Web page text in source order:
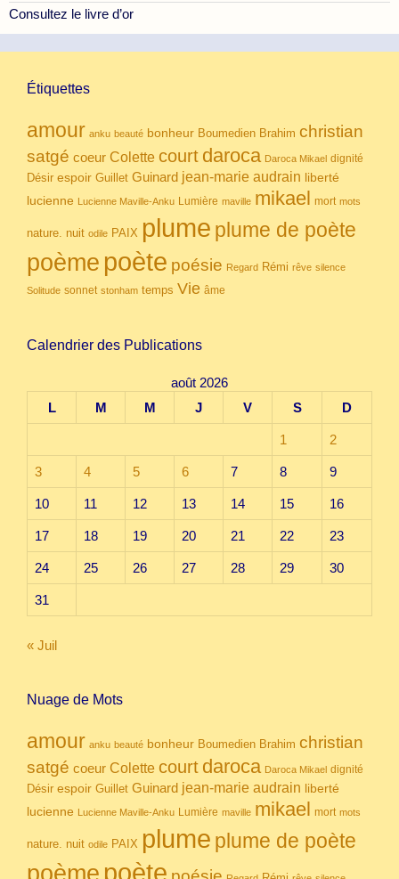
Consultez le livre d’or
Étiquettes
amour anku beauté bonheur Boumedien Brahim christian
satgé coeur Colette court daroca Daroca Mikael dignité
Désir espoir Guillet Guinard jean-marie audrain liberté
lucienne Lucienne Maville-Anku Lumière maville mikael mort mots
nature. nuit odile PAIX plume plume de poète
poème poète poésie Regard Rémi rêve silence
Solitude sonnet stonham temps Vie âme
Calendrier des Publications
août 2026
L
M M J V S D
1 2
3 4 5 6 7 8 9
10 11 12 13 14 15 16
17 18 19 20 21 22 23
24 25 26 27 28 29 30
31
« Juil
Nuage de Mots
amour anku beauté bonheur Boumedien Brahim christian
satgé coeur Colette court daroca Daroca Mikael dignité
Désir espoir Guillet Guinard jean-marie audrain liberté
lucienne Lucienne Maville-Anku Lumière maville mikael mort mots
nature. nuit odile PAIX plume plume de poète
poème poète